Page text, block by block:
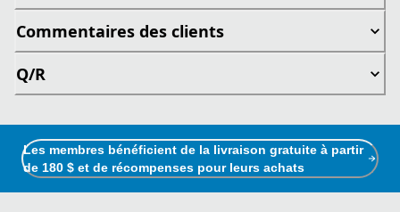
Commentaires des clients
Q/R
Les membres bénéficient de la livraison gratuite à partir
de 180 $ et de récompenses pour leurs achats